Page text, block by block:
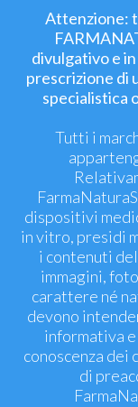
Attenzione:
divulgativo e
prescrizione di
specialistica
Tutti i
dispositivi
in vitro, presidi
i contenuti
immagini,
carattere né
devono
informativa
conoscenza
di